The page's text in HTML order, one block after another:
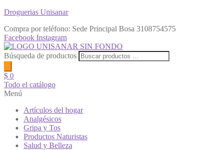
Droguerias Unisanar
Compra por teléfono: Sede Principal Bosa 3108754575
Facebook Instagram
Búsqueda de productos
$ 0
Todo el catálogo
Menú
Artículos del hogar
Analgésicos
Gripa y Tos
Productos Naturistas
Salud y Belleza